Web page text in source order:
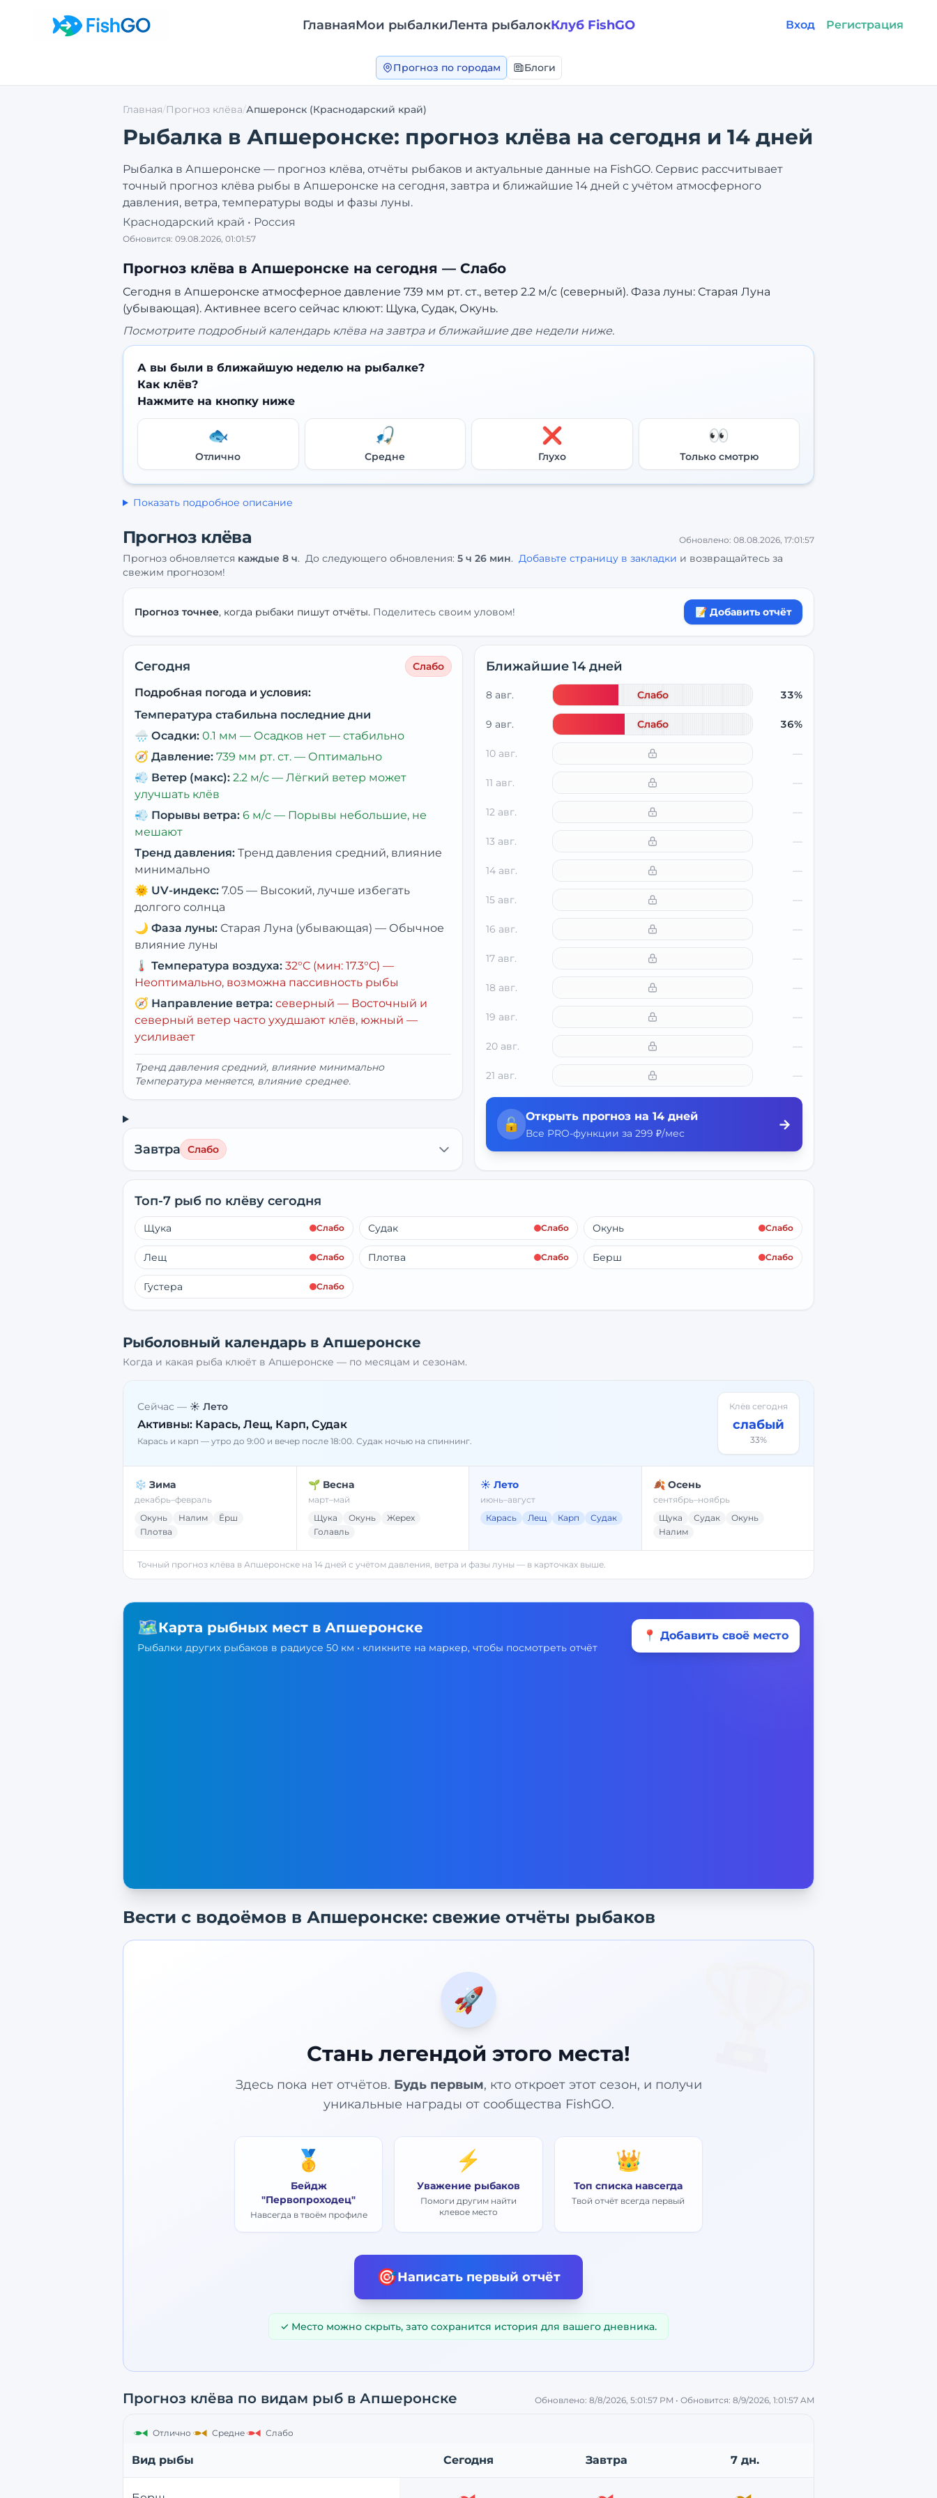
ГлавнаяМои рыбалкиЛента рыбалокКлуб FishGO Вход Регистрация
Прогноз по городам Блоги
Главная/Прогноз клёва/Апшеронск (Краснодарский край)
Рыбалка в Апшеронске: прогноз клёва на сегодня и 14 дней
Рыбалка в Апшеронске — прогноз клёва, отчёты рыбаков и актуальные данные на FishGO. Сервис рассчитывает
точный прогноз клёва рыбы в Апшеронске на сегодня, завтра и ближайшие 14 дней с учётом атмосферного
давления, ветра, температуры воды и фазы луны.
Краснодарский край • Россия
Обновится: 09.08.2026, 01:01:57
Прогноз клёва в Апшеронске на сегодня — Слабо
Сегодня в Апшеронске атмосферное давление 739 мм рт. ст., ветер 2.2 м/с (северный). Фаза луны: Старая Луна
(убывающая). Активнее всего сейчас клюют: Щука, Судак, Окунь.
Посмотрите подробный календарь клёва на завтра и ближайшие две недели ниже.
А вы были в ближайшую неделю на рыбалке?
Как клёв?
Нажмите на кнопку ниже
🐟
Отлично
🎣
Средне
❌
Глухо
👀
Только смотрю
Показать подробное описание
Прогноз клёва Обновлено: 08.08.2026, 17:01:57
Прогноз обновляется каждые 8 ч. До следующего обновления: 5 ч 26 мин. Добавьте страницу в закладки и возвращайтесь за
свежим прогнозом!
Прогноз точнее, когда рыбаки пишут отчёты. Поделитесь своим уловом! 📝 Добавить отчёт
Сегодня Слабо
Подробная погода и условия:
Температура стабильна последние дни
🌧️ Осадки: 0.1 мм — Осадков нет — стабильно
🧭 Давление: 739 мм рт. ст. — Оптимально
💨 Ветер (макс): 2.2 м/с — Лёгкий ветер может
улучшать клёв
💨 Порывы ветра: 6 м/с — Порывы небольшие, не
мешают
Тренд давления: Тренд давления средний, влияние
минимально
🌞 UV-индекс: 7.05 — Высокий, лучше избегать
долгого солнца
🌙 Фаза луны: Старая Луна (убывающая) — Обычное
влияние луны
🌡️ Температура воздуха: 32°C (мин: 17.3°C) —
Неоптимально, возможна пассивность рыбы
🧭 Направление ветра: северный — Восточный и
северный ветер часто ухудшают клёв, южный —
усиливает
Тренд давления средний, влияние минимально
Температура меняется, влияние среднее.
Завтра Слабо
Ближайшие 14 дней
8 авг. Слабо 33%
9 авг. Слабо 36%
10 авг. —
11 авг. —
12 авг. —
13 авг. —
14 авг. —
15 авг. —
16 авг. —
17 авг. —
18 авг. —
19 авг. —
20 авг. —
21 авг. —
🔓 Открыть прогноз на 14 дней
Все PRO-функции за 299 ₽/мес
→
Топ-7 рыб по клёву сегодня
Щука Слабо Судак Слабо Окунь Слабо
Лещ Слабо Плотва Слабо Берш Слабо
Густера Слабо
Рыболовный календарь в Апшеронске
Когда и какая рыба клюёт в Апшеронске — по месяцам и сезонам.
Сейчас — ☀️ Лето
Активны: Карась, Лещ, Карп, Судак
Карась и карп — утро до 9:00 и вечер после 18:00. Судак ночью на спиннинг.
Клёв сегодня
слабый
33%
❄️ Зима
декабрь–февраль
Окунь
Налим
Ёрш
Плотва
🌱 Весна
март–май
Щука
Окунь
Жерех
Голавль
☀️ Лето
июнь–август
Карась
Лещ Карп Судак
🍂 Осень
сентябрь–ноябрь
Щука
Судак
Окунь
Налим
Точный прогноз клёва в Апшеронске на 14 дней с учётом давления, ветра и фазы луны — в карточках выше.
🗺️Карта рыбных мест в Апшеронске
Рыбалки других рыбаков в радиусе 50 км • кликните на маркер, чтобы посмотреть отчёт
📍 Добавить своё место
Вести с водоёмов в Апшеронске: свежие отчёты рыбаков
🚀
Стань легендой этого места!
Здесь пока нет отчётов. Будь первым, кто откроет этот сезон, и получи
уникальные награды от сообщества FishGO.
🥇
Бейдж
"Первопроходец"
Навсегда в твоём профиле
⚡
Уважение рыбаков
Помоги другим найти
клевое место
👑
Топ списка навсегда
Твой отчёт всегда первый
🎯Написать первый отчёт
✓ Место можно скрыть, зато сохранится история для вашего дневника.
Прогноз клёва по видам рыб в Апшеронске Обновлено: 8/8/2026, 5:01:57 PM • Обновится: 8/9/2026, 1:01:57 AM
Отлично Средне Слабо
Вид рыбы Сегодня Завтра 7 дн.